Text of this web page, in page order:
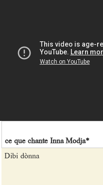
ce que chante Inna Modja*
Dibi dònna